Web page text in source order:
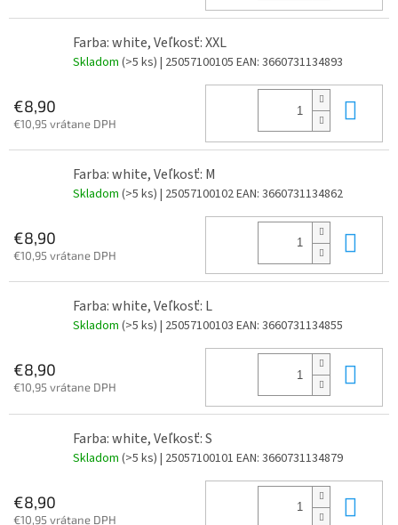
Farba: white, Veľkosť: XXL
Skladom (>5 ks) | 25057100105 EAN: 3660731134893
€8,90
€10,95 vrátane DPH
Farba: white, Veľkosť: M
Skladom (>5 ks) | 25057100102EAN: 3660731134862
€8,90
€10,95 vrátane DPH
Farba: white, Veľkosť: L
Skladom (>5 ks) | 25057100103 EAN: 3660731134855
€8,90
€10,95 vrátane DPH
Farba: white, Veľkosť: S
Skladom (>5 ks) | 25057100101 EAN: 3660731134879
€8,90
€10,95 vrátane DPH